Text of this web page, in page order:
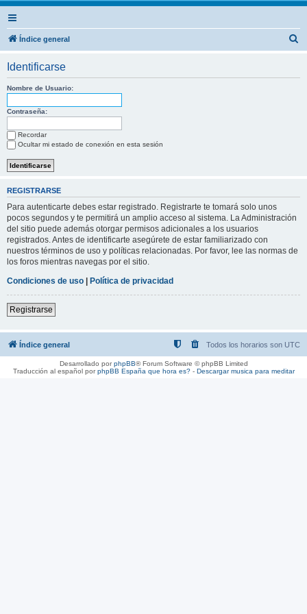
Índice general
Identificarse
Nombre de Usuario:
Contraseña:
Recordar
Ocultar mi estado de conexión en esta sesión
REGISTRARSE
Para autenticarte debes estar registrado. Registrarte te tomará solo unos
pocos segundos y te permitirá un amplio acceso al sistema. La Administración
del sitio puede además otorgar permisos adicionales a los usuarios
registrados. Antes de identificarte asegúrete de estar familiarizado con
nuestros términos de uso y políticas relacionadas. Por favor, lee las normas de
los foros mientras navegas por el sitio.
Condiciones de uso | Política de privacidad
Registrarse
Índice general Todos los horarios son UTC
Desarrollado porphpBB® Forum Software © phpBB Limited
Traducción al español porphpBB España que hora es?- Descargar musica para meditar